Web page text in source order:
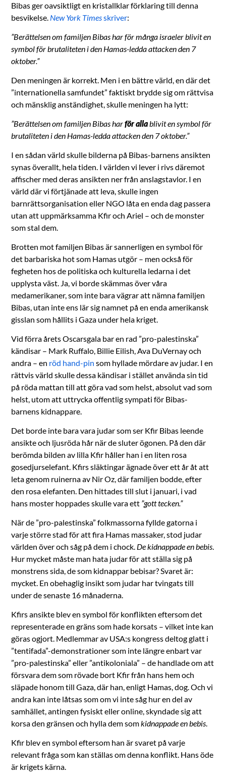
Bibas ger oavsiktligt en kristallklar förklaring till denna
besvikelse. New York Timesskriver:
”Berättelsen om familjen Bibas har för många israeler blivit en
symbol för brutaliteten i den Hamas-ledda attacken den 7
oktober.”
Den meningen är korrekt. Men i en bättre värld, en där det
”internationella samfundet” faktiskt brydde sig om rättvisa
och mänsklig anständighet, skulle meningen ha lytt:
”Berättelsen om familjen Bibas harför allablivit en symbol för
brutaliteten i den Hamas-ledda attacken den 7 oktober.”
I en sådan värld skulle bilderna på Bibas-barnens ansikten
synas överallt, hela tiden. I världen vi lever i rivs däremot
affischer med deras ansikten ner från anslagstavlor. I en
värld där vi förtjänade att leva, skulle ingen
barnrättsorganisation eller NGO låta en enda dag passera
utan att uppmärksamma Kfir och Ariel – och de monster
som stal dem.
Brotten mot familjen Bibas är sannerligen en symbol för
det barbariska hot som Hamas utgör – men också för
fegheten hos de politiska och kulturella ledarna i det
upplysta väst. Ja, vi borde skämmas över våra
medamerikaner, som inte bara vägrar att nämna familjen
Bibas, utan inte ens lär sig namnet på en enda amerikansk
gisslan som hållits i Gaza under hela kriget.
Vid förra årets Oscarsgala bar en rad ”pro-palestinska”
kändisar – Mark Ruffalo, Billie Eilish, Ava DuVernay och
andra – en röd hand-pin som hyllade mördare av judar. I en
rättvis värld skulle dessa kändisar i stället använda sin tid
på röda mattan till att göra vad som helst, absolut vad som
helst, utom att uttrycka offentlig sympati för Bibas-
barnens kidnappare.
Det borde inte bara vara judar som ser Kfir Bibas leende
ansikte och ljusröda hår när de sluter ögonen. På den där
berömda bilden av lilla Kfir håller han i en liten rosa
gosedjurselefant. Kfirs släktingar ägnade över ett år åt att
leta genom ruinerna av Nir Oz, där familjen bodde, efter
den rosa elefanten. Den hittades till slut i januari, i vad
hans moster hoppades skulle vara ett ”gott tecken.”
När de ”pro-palestinska” folkmassorna fyllde gatorna i
varje större stad för att fira Hamas massaker, stod judar
världen över och såg på dem i chock. De kidnappade en bebis.
Hur mycket måste man hata judar för att ställa sig på
monstrens sida, de som kidnappar bebisar? Svaret är:
mycket. En obehaglig insikt som judar har tvingats till
under de senaste 16 månaderna.
Kfirs ansikte blev en symbol för konflikten eftersom det
representerade en gräns som hade korsats – vilket inte kan
göras ogjort. Medlemmar av USA:s kongress deltog glatt i
”tentifada”-demonstrationer som inte längre enbart var
”pro-palestinska” eller ”antikoloniala” – de handlade om att
försvara dem som rövade bort Kfir från hans hem och
släpade honom till Gaza, där han, enligt Hamas, dog. Och vi
andra kan inte låtsas som om vi inte såg hur en del av
samhället, antingen fysiskt eller online, skyndade sig att
korsa den gränsen och hylla dem somkidnappade en bebis.
Kfir blev en symbol eftersom han är svaret på varje
relevant fråga som kan ställas om denna konflikt. Hans öde
är krigets kärna.